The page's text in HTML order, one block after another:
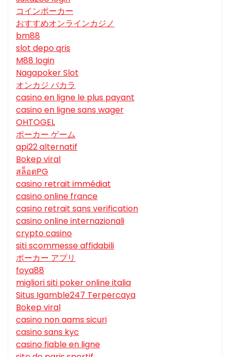
コインポーカー
おすすめオンラインカジノ
bm88
slot depo qris
M88 login
Nagapoker Slot
オンカジ バカラ
casino en ligne le plus payant
casino en ligne sans wager
OHTOGEL
ポーカー ゲーム
api22 alternatif
Bokep viral
สล็อตPG
casino retrait immédiat
casino online france
casino retrait sans verification
casino online internazionali
crypto casino
siti scommesse affidabili
ポーカー アプリ
foya88
migliori siti poker online italia
Situs Igamble247 Terpercaya
Bokep viral
casino non aams sicuri
casino sans kyc
casino fiable en ligne